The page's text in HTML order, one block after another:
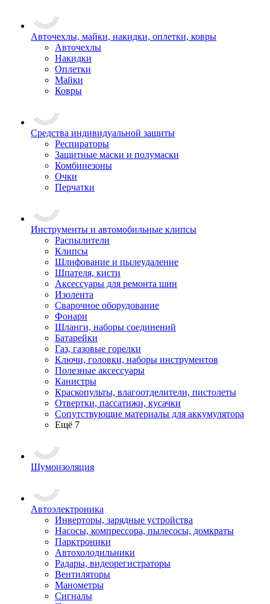
Авточехлы, майки, накидки, оплетки, ковры
Авточехлы
Накидки
Оплетки
Майки
Ковры
Средства индивидуальной защиты
Респираторы
Защитные маски и полумаски
Комбинезоны
Очки
Перчатки
Инструменты и автомобильные клипсы
Распылители
Клипсы
Шлифование и пылеудаление
Шпателя, кисти
Аксессуары для ремонта шин
Изолента
Сварочное оборудование
Фонари
Шланги, наборы соединений
Батарейки
Газ, газовые горелки
Ключи, головки, наборы инструментов
Полезные аксессуары
Канистры
Краскопульты, влагоотделители, пистолеты
Отвертки, пассатижи, кусачки
Сопутствующие материалы для аккумулятора
Ещё 7
Шумоизоляция
Автоэлектроника
Инверторы, зарядные устройства
Насосы, компрессора, пылесосы, домкраты
Парктроники
Автохолодильники
Радары, видеорегистраторы
Вентиляторы
Манометры
Сигналы